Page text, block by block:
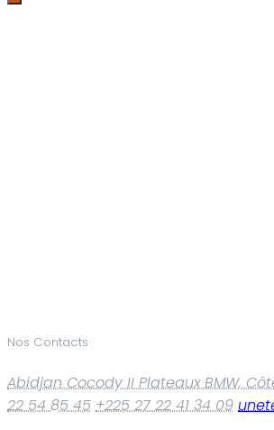
Nos Contacts
Abidjan Cocody II Plateaux BMW,
22 54 85 45 +225 27 22 41 34 09